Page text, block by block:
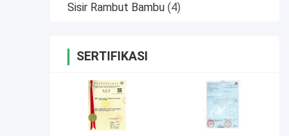
Sisir Rambut Bambu (4)
SERTIFIKASI